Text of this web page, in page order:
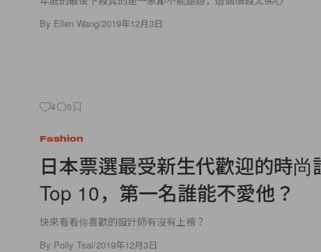
By Ellen Wang/2019年12月3日
4 0
Fashion
日本票選最受新生代歡迎的時尚
Top 10，第一名誰能不愛他？
快來看看你喜歡的設計師有沒有上榜？
By Polly Tsai/2019年12月3日